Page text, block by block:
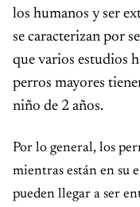
los humanos y ser
se caracterizan por
que varios estudios
perros mayores
niño de 2 años.
Por lo general, los
mientras están en su
pueden llegar a ser